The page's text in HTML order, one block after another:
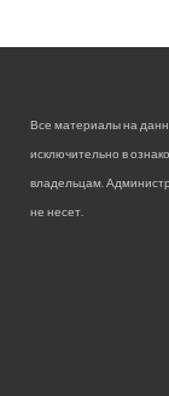
Все материалы на
исключительно в
владельцам.
не несет.